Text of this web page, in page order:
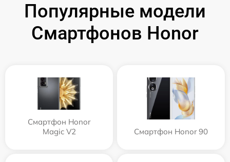
Популярные модели
Смартфонов Honor
Смартфон Honor
Magic V2
Смартфон Honor 90